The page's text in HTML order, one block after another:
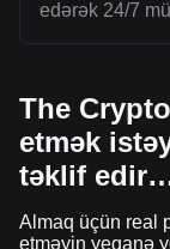
edərək 24/7
The
etmək
təklif
Almaq üçün real
etməyin yeganə